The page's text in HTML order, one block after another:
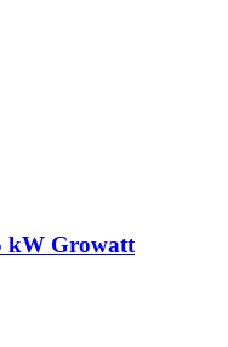
kW Growatt